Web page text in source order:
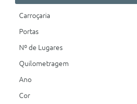
Carroçaria
Portas
Nº de Lugares
Quilometragem
Ano
Cor